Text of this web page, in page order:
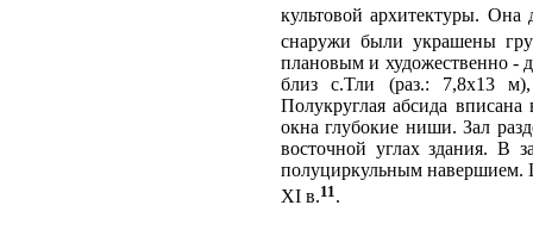
культовой архитектуры. Она
снаружи были украшены
плановым и художественно -
близ с.Тли (раз.: 7,8х13
Полукруглая абсида
окна глубокие ниши. Зал
восточной углах здания. В
полуциркульным навершием.
XI в.11 .